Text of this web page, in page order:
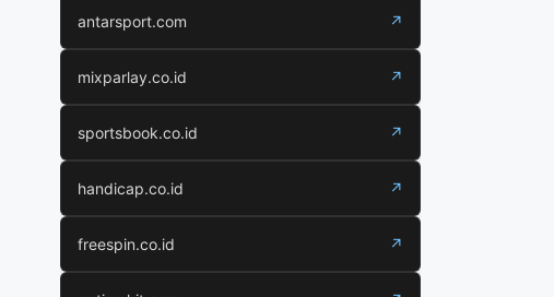
antarsport.com ↗
mixparlay.co.id ↗
sportsbook.co.id ↗
handicap.co.id ↗
freespin.co.id ↗